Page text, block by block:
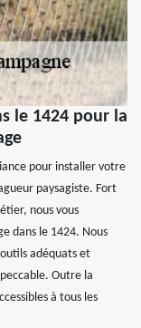
le 1424 pour la
pour installer votre
paysagiste. Fort
nous vous
dans le 1424. Nous
adéquats et
Outre la
à tous les